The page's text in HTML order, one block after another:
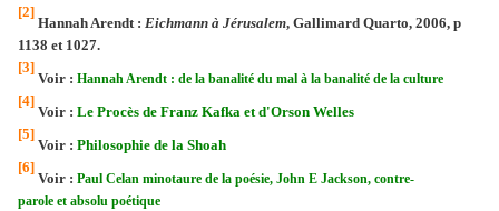
[2]
Hannah Arendt : Eichmann à Jérusalem, Gallimard Quarto, 2006, p
1138 et 1027.
[3]
Voir : Hannah Arendt : de la banalité du mal à la banalité de la culture
[4]
Voir : Le Procès de Franz Kafka et d'Orson Welles
[5]
Voir : Philosophie de la Shoah
[6]
Voir : Paul Celan minotaure de la poésie, John E Jackson, contre-
parole et absolu poétique